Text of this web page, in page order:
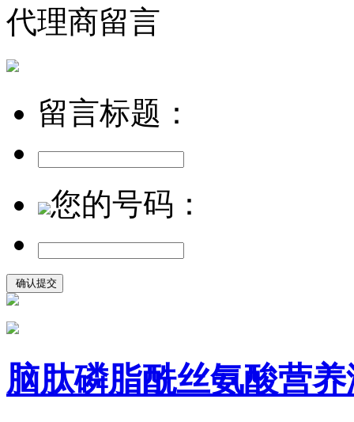
代理商留言
留言标题：
您的号码：
脑肽磷脂酰丝氨酸营